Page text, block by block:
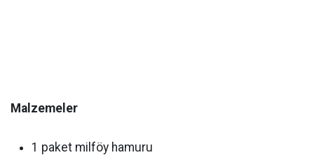
Malzemeler
1 paket milföy hamuru